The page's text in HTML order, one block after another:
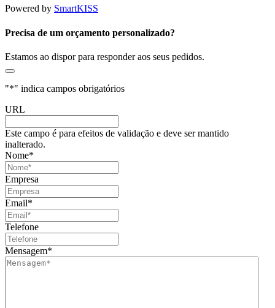
Powered by SmartKISS
Precisa de um orçamento personalizado?
Estamos ao dispor para responder aos seus pedidos.
"*" indica campos obrigatórios
URL
Este campo é para efeitos de validação e deve ser mantido
inalterado.
Nome*
Empresa
Email*
Telefone
Mensagem*